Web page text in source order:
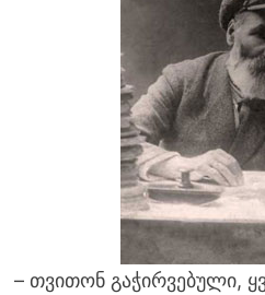
– თვითონ გაჭირვებული,